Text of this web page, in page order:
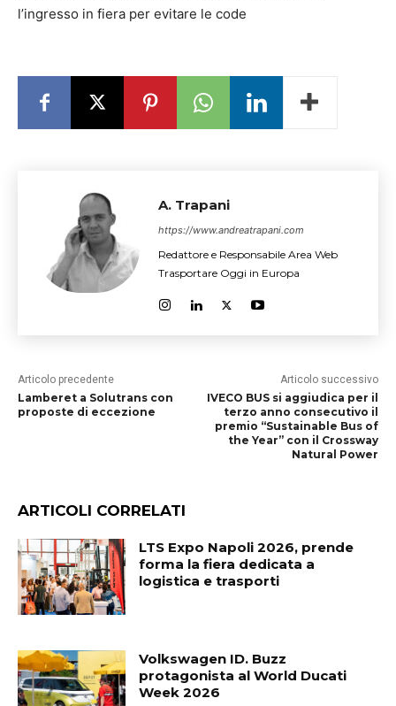
l’ingresso in fiera per evitare le code
A. Trapani
https://www.andreatrapani.com
Redattore e Responsabile Area Web
Trasportare Oggi in Europa
Articolo precedente
Lamberet a Solutrans con
proposte di eccezione
Articolo successivo
IVECO BUS si aggiudica per il
terzo anno consecutivo il
premio “Sustainable Bus of
the Year” con il Crossway
Natural Power
ARTICOLI CORRELATI
LTS Expo Napoli 2026, prende
forma la fiera dedicata a
logistica e trasporti
Volkswagen ID. Buzz
protagonista al World Ducati
Week 2026